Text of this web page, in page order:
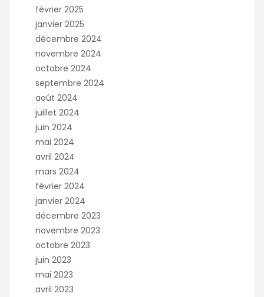
février 2025
janvier 2025
décembre 2024
novembre 2024
octobre 2024
septembre 2024
août 2024
juillet 2024
juin 2024
mai 2024
avril 2024
mars 2024
février 2024
janvier 2024
décembre 2023
novembre 2023
octobre 2023
juin 2023
mai 2023
avril 2023